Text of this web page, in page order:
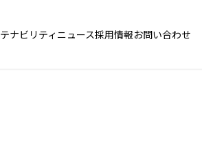
ナビリティ ニュース採用情報お問い合わせ